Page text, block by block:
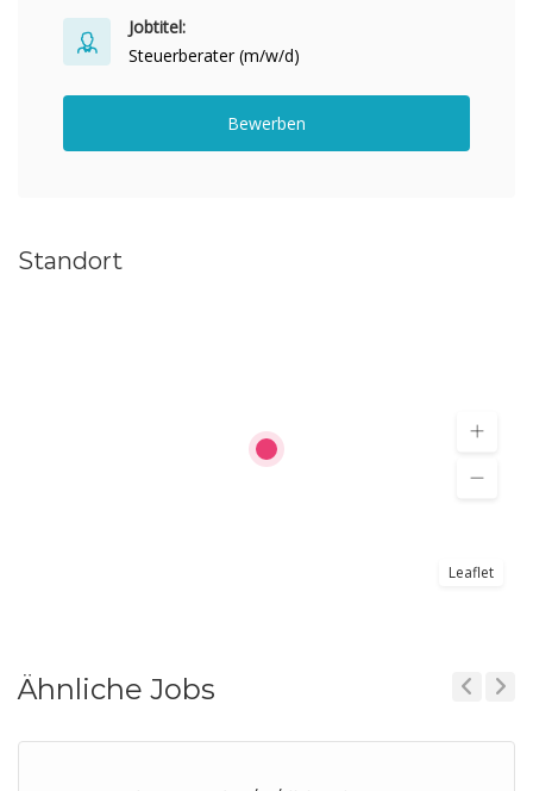
Jobtitel:
Steuerberater (m/w/d)
Bewerben
Standort
Leaflet
Ähnliche Jobs